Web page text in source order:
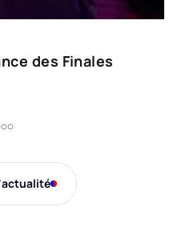
des Finales